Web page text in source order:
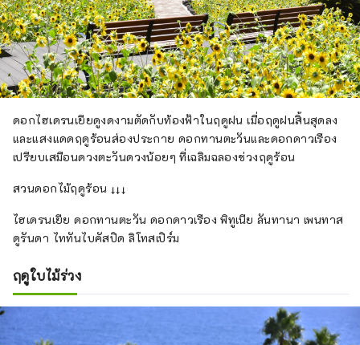
ดอกไฮเดรนเยียดูงดงามตัดกับท้องฟ้าในฤดูฝน เมื่อฤดูฝนสิ้นสุดลง
และแสงแดดฤดูร้อนส่องประกาย ดอกทานตะวันและดอกดาวเรือง
เปรียบเสมือนดวงตะวันดวงน้อยๆ ที่เฉลิมฉลองช่วงฤดูร้อน
สวนดอกไม้ฤดูร้อน ↓↓↓
ไฮเดรนเยีย ดอกทานตะวัน ดอกดาวเรือง พิทูเนีย ลันทานา เพนทาส
ดูรันดา ไททันไบคัสปิด ลิโทสเปิร์ม
ฤดูใบไม้ร่วง